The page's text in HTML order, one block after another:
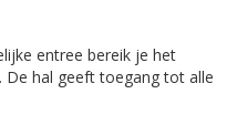
entree bereik je het
hal geeft toegang tot alle